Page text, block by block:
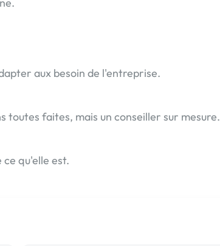
aux besoin de l'entreprise.
toutes faites, mais un conseiller sur mesure.
qu'elle est.